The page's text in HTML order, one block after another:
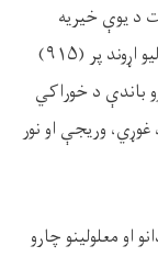
د یوې خیریه
اړوند پر (۹۱۵)
باندې د خوراکي
وریجې او نور
او معلولینو چارو